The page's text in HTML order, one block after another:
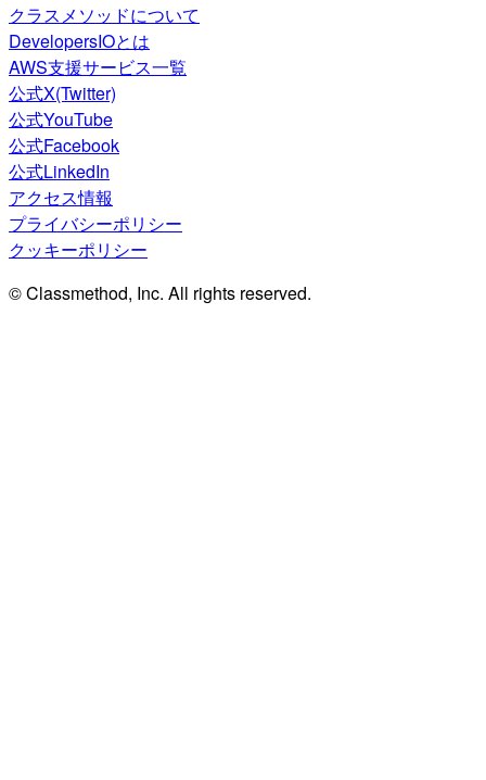
クラスメソッドについて
DevelopersIOとは
AWS支援サービス一覧
公式X(Twitter)
公式YouTube
公式Facebook
公式LinkedIn
アクセス情報
プライバシーポリシー
クッキーポリシー
© Classmethod, Inc. All rights reserved.